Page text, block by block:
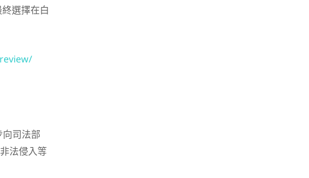
選擇在白
司法部
法侵入等